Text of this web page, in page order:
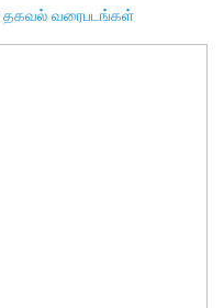
தகவல் வரைபடங்கள்